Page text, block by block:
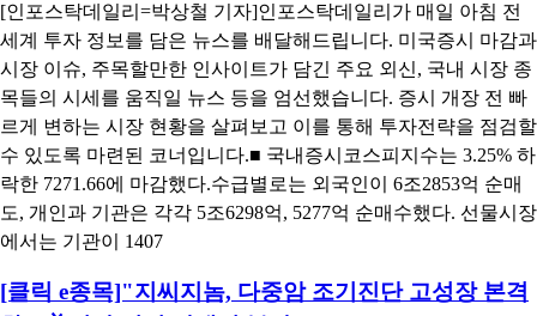
[인포스탁데일리=박상철 기자]인포스탁데일리가 매일 아침 전
세계 투자 정보를 담은 뉴스를 배달해드립니다. 미국증시 마감과
시장 이슈, 주목할만한 인사이트가 담긴 주요 외신, 국내 시장 종
목들의 시세를 움직일 뉴스 등을 엄선했습니다. 증시 개장 전 빠
르게 변하는 시장 현황을 살펴보고 이를 통해 투자전략을 점검할
수 있도록 마련된 코너입니다.■ 국내증시코스피지수는 3.25% 하
락한 7271.66에 마감했다.수급별로는 외국인이 6조2853억 순매
도, 개인과 기관은 각각 5조6298억, 5277억 순매수했다. 선물시장
에서는 기관이 1407
[클릭 e종목]"지씨지놈, 다중암 조기진단 고성장 본격